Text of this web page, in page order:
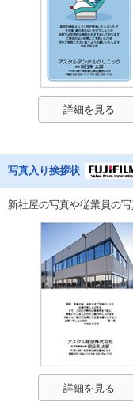
詳細を見る
写真入り挨拶状
新社屋の写真や従業員の
詳細を見る